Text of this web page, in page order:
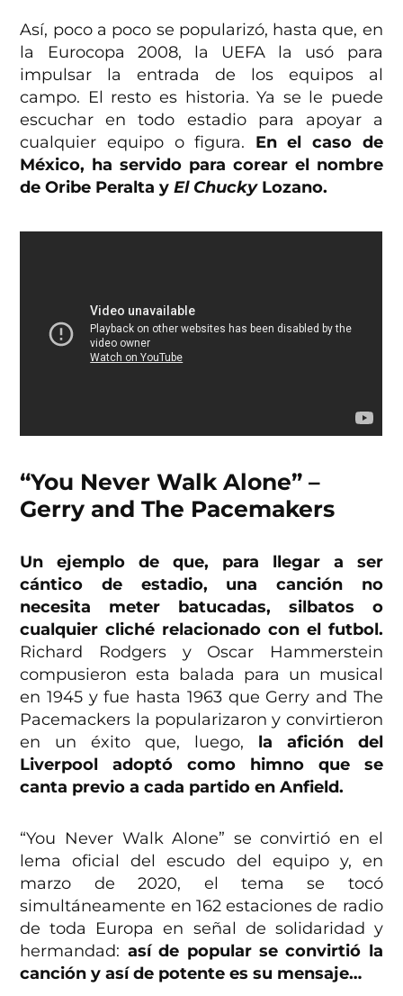
Así, poco a poco se popularizó, hasta que, en
la Eurocopa 2008, la UEFA la usó para
impulsar la entrada de los equipos al
campo. El resto es historia. Ya se le puede
escuchar en todo estadio para apoyar a
cualquier equipo o figura. En el caso de
México, ha servido para corear el nombre
de Oribe Peralta yEl Chucky Lozano.
“You Never Walk Alone” –
Gerry and The Pacemakers
Un ejemplo de que, para llegar a ser
cántico de estadio, una canción no
necesita meter batucadas, silbatos o
cualquier cliché relacionado con el futbol.
Richard Rodgers y Oscar Hammerstein
compusieron esta balada para un musical
en 1945 y fue hasta 1963 que Gerry and The
Pacemackers la popularizaron y convirtieron
en un éxito que, luego, la afición del
Liverpool adoptó como himno que se
canta previo a cada partido en Anfield.
“You Never Walk Alone” se convirtió en el
lema oficial del escudo del equipo y, en
marzo de 2020, el tema se tocó
simultáneamente en 162 estaciones de radio
de toda Europa en señal de solidaridad y
hermandad: así de popular se convirtió la
canción y así de potente es su mensaje…